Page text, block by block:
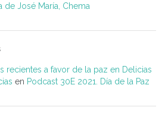
de José María, Chema
recientes a favor de la paz en Delicias
en Podcast 30E 2021. Día de la Paz